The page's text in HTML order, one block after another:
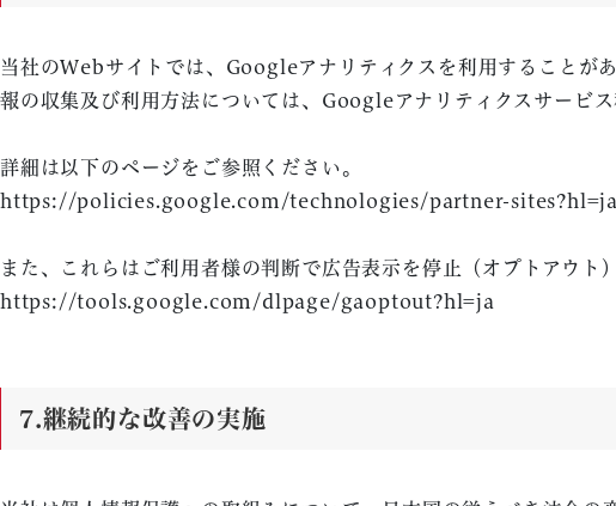
当社のWebサイトでは、Googleアナリティクスを利用することが
報の収集及び利用方法については、Googleアナリティクスサービ
詳細は以下のページをご参照ください。
https://policies.google.com/technologies/partner-sites?hl=ja
また、これらはご利用者様の判断で広告表示を停止（オプトアウト
https://tools.google.com/dlpage/gaoptout?hl=ja
7.継続的な改善の実施